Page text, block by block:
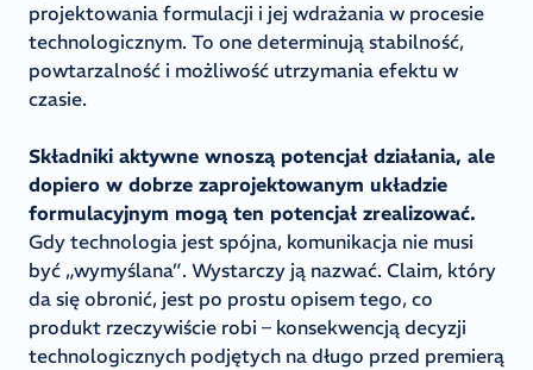
projektowania formulacji i jej wdrażania w procesie
technologicznym. To one determinują stabilność,
powtarzalność i możliwość utrzymania efektu w
czasie.
Składniki aktywne wnoszą potencjał działania, ale
dopiero w dobrze zaprojektowanym układzie
formulacyjnym mogą ten potencjał zrealizować.
Gdy technologia jest spójna, komunikacja nie musi
być „wymyślana”. Wystarczy ją nazwać. Claim, który
da się obronić, jest po prostu opisem tego, co
produkt rzeczywiście robi – konsekwencją decyzji
technologicznych podjętych na długo przed premierą